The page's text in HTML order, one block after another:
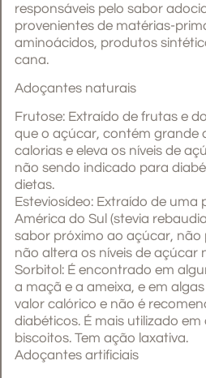
responsáveis pelo sabor
provenientes de matérias-
aminoácidos, produtos
cana.
Adoçantes naturais
Frutose: Extraído de frutas e
que o açúcar, contém grande
calorias e eleva os níveis de
não sendo indicado para
dietas.
Esteviosídeo: Extraído de uma
América do Sul (stevia
sabor próximo ao açúcar, não
não altera os níveis de açúcar
Sorbitol: É encontrado em
a maçã e a ameixa, e em
valor calórico e não é
diabéticos. É mais utilizado em
biscoitos. Tem ação laxativa.
Adoçantes artificiais